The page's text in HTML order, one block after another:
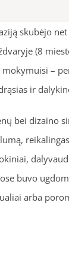
skubėjo
(8
mokymuisi
ir
bei dizaino
buvo
arba